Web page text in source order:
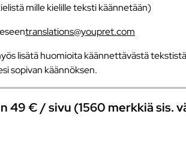
mille kielille teksti käännetään)
translations@youpret.com
lisätä huomioita käännettävästä
sopivan käännöksen.
49 € / sivu (1560 merkkiä sis.